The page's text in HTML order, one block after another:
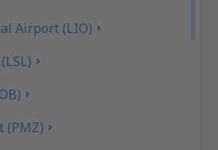
Airport (LIO)
(PMZ)